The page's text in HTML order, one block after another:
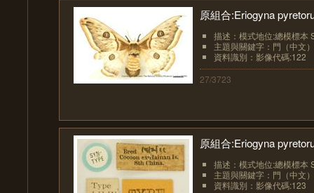
原組合:Eriogyna
描述：模式地位:總模標本
主題與關鍵字：門（中文
資料識別：影像代碼:122
27/3723
原組合:Eriogyna
描述：模式地位:總模標本
主題與關鍵字：門（中文
資料識別：影像代碼:123